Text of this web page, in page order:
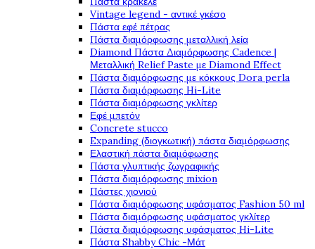
Vintage legend - αντικέ γκέσο
Πάστα εφέ πέτρας
Πάστα διαμόρφωσης μεταλλική λεία
Diamond Πάστα Διαμόρφωσης Cadence |
Μεταλλική Relief Paste με Diamond Effect
Πάστα διαμόρφωσης με κόκκους Dora perla
Πάστα διαμόρφωσης Hi-Lite
Πάστα διαμόρφωσης γκλίτερ
Εφέ μπετόν
Concrete stucco
Expanding (διογκωτική) πάστα διαμόρφωσης
Ελαστική πάστα διαμόφωσης
Πάστα γλυπτικής ζωγραφικής
Πάστα διαμόρφωσης mixion
Πάστες χιονιού
Πάστα διαμόρφωσης υφάσματος Fashion 50 ml
Πάστα διαμόρφωσης υφάσματος γκλίτερ
Πάστα διαμόρφωσης υφάσματος Hi-Lite
Πάστα Shabby Chic -Μάτ